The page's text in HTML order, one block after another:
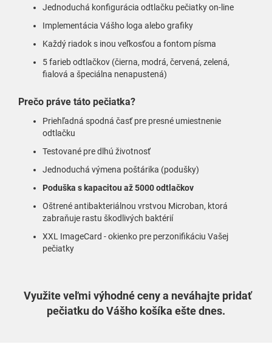
Jednoduchá konfigurácia odtlačku pečiatky on-line
Implementácia Vášho loga alebo grafiky
Každý riadok s inou veľkosťou a fontom písma
5 farieb odtlačkov (čierna, modrá, červená, zelená,
fialová a špeciálna nenapustená)
Prečo práve táto pečiatka?
Priehľadná spodná časť pre presné umiestnenie
odtlačku
Testované pre dlhú životnosť
Jednoduchá výmena poštárika (podušky)
Poduška s kapacitou až 5000 odtlačkov
Oštrené antibakteriálnou vrstvou Microban, ktorá
zabraňuje rastu škodlivých baktérií
XXL ImageCard - okienko pre perzonifikáciu Vašej
pečiatky
Využite veľmi výhodné ceny a neváhajte pridať
pečiatku do Vášho košíka ešte dnes.